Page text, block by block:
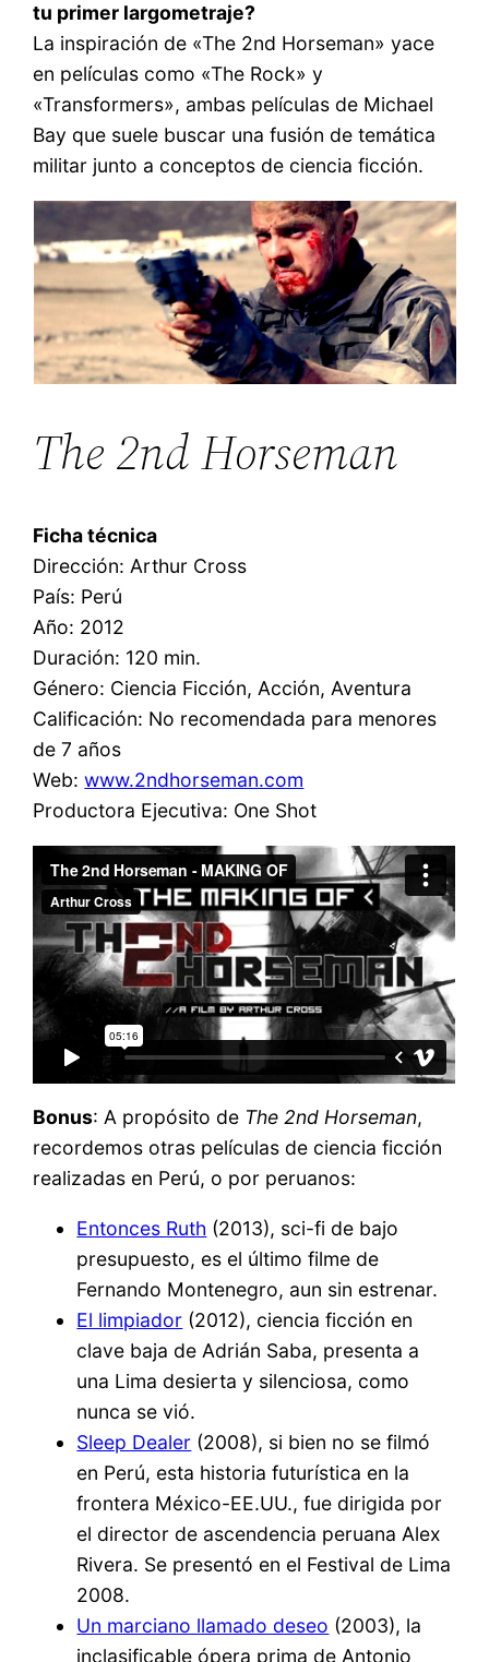
tu primer largometraje?
La inspiración de «The 2nd Horseman» yace
en películas como «The Rock» y
«Transformers», ambas películas de Michael
Bay que suele buscar una fusión de temática
militar junto a conceptos de ciencia ficción.
The 2nd Horseman
Ficha técnica
Dirección: Arthur Cross
País: Perú
Año: 2012
Duración: 120 min.
Género: Ciencia Ficción, Acción, Aventura
Calificación: No recomendada para menores
de 7 años
Web:www.2ndhorseman.com
Productora Ejecutiva: One Shot
Bonus: A propósito de The 2nd Horseman,
recordemos otras películas de ciencia ficción
realizadas en Perú, o por peruanos:
Entonces Ruth (2013), sci-fi de bajo
presupuesto, es el último filme de
Fernando Montenegro, aun sin estrenar.
El limpiador (2012), ciencia ficción en
clave baja de Adrián Saba, presenta a
una Lima desierta y silenciosa, como
nunca se vió.
Sleep Dealer (2008), si bien no se filmó
en Perú, esta historia futurística en la
frontera México-EE.UU., fue dirigida por
el director de ascendencia peruana Alex
Rivera. Se presentó en el Festival de Lima
2008.
Un marciano llamado deseo (2003), la
inclasificable ópera prima de Antonio